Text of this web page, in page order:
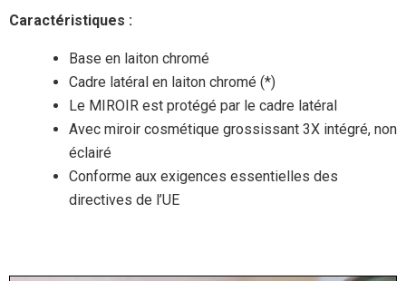
Caractéristiques :
Base en laiton chromé
Cadre latéral en laiton chromé (*)
Le MIROIR est protégé par le cadre latéral
Avec miroir cosmétique grossissant 3X intégré, non
éclairé
Conforme aux exigences essentielles des
directives de l’UE